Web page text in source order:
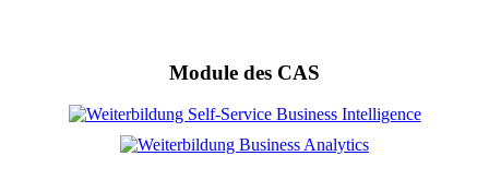
Module des CAS